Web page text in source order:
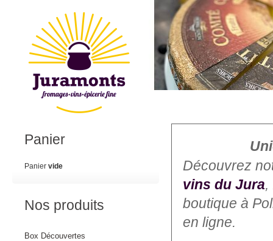
Découvrez
vins du Jura,
boutique à
en ligne.
Panier
Panier vide
Nos produits
Box Découvertes